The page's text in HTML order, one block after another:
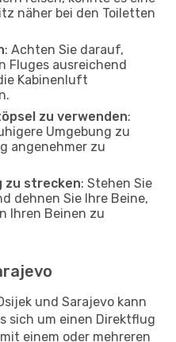
näher bei den Toiletten
: Achten Sie darauf,
Fluges ausreichend
Kabinenluft
zu verwenden:
Umgebung zu
angenehmer zu
zu strecken: Stehen Sie
dehnen Sie Ihre Beine,
Ihren Beinen zu
und Sarajevo kann
sich um einen Direktflug
einem oder mehreren